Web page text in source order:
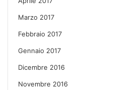
Marzo 2017
Febbraio 2017
Gennaio 2017
Dicembre 2016
Novembre 2016